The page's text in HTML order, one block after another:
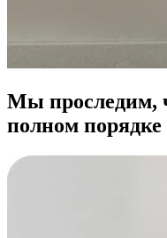
Мы проследим,
полном порядке